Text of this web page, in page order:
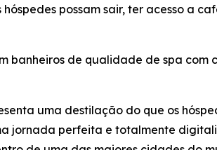
possam sair, ter acesso a
banheiros de qualidade de spa com
uma destilação do que os
jornada perfeita e totalmente